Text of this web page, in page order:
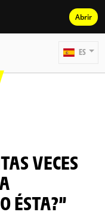
Abrir
ES
ÉSTA?”